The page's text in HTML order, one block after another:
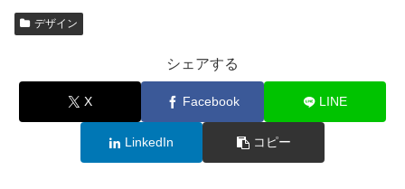
デザイン
シェアする
X Facebook LINE
LinkedIn コピー